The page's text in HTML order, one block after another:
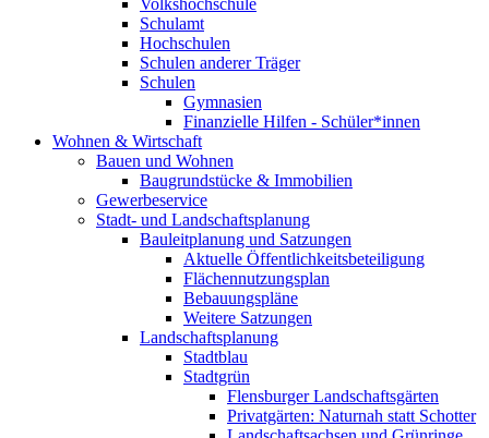
Volkshochschule
Schulamt
Hochschulen
Schulen anderer Träger
Schulen
Gymnasien
Finanzielle Hilfen - Schüler*innen
Wohnen & Wirtschaft
Bauen und Wohnen
Baugrundstücke & Immobilien
Gewerbeservice
Stadt- und Landschaftsplanung
Bauleitplanung und Satzungen
Aktuelle Öffentlichkeitsbeteiligung
Flächennutzungsplan
Bebauungspläne
Weitere Satzungen
Landschaftsplanung
Stadtblau
Stadtgrün
Flensburger Landschaftsgärten
Privatgärten: Naturnah statt Schotter